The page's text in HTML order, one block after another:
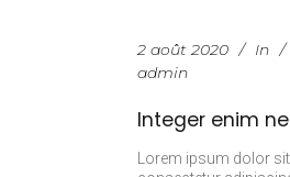
2 août 2020 In
admin
Integer enim
Lorem ipsum dolor